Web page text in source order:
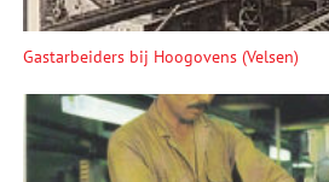
Gastarbeiders bij Hoogovens (Velsen)